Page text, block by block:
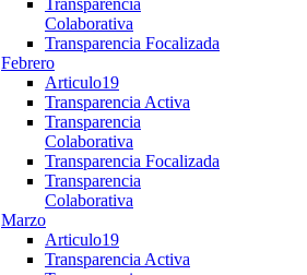
Transparencia
Colaborativa
Transparencia Focalizada
Febrero
Articulo19
Transparencia Activa
Transparencia
Colaborativa
Transparencia Focalizada
Transparencia
Colaborativa
Marzo
Articulo19
Transparencia Activa